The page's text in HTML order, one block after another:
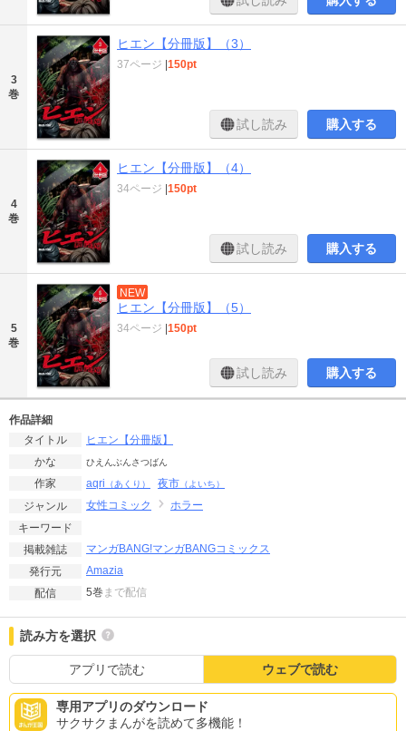
3
巻
ヒエン【分冊版】（3）
37ページ 150pt
試し読み 購入する
4
巻
ヒエン【分冊版】（4）
34ページ 150pt
試し読み 購入する
5
巻
NEW
ヒエン【分冊版】（5）
34ページ 150pt
試し読み 購入する
作品詳細
タイトル
ヒエン【分冊版】
かな
ひえんぶんさつばん
作家 aqri （あくり） 夜市 （よいち）
ジャンル 女性コミック
ホラー
キーワード
掲載雑誌
マンガBANG!マンガBANGコミックス
発行元
Amazia
配信
5巻 まで配信
読み方を選択
アプリで読む ウェブで読む
専用アプリのダウンロード
サクサクまんがを読めて多機能！